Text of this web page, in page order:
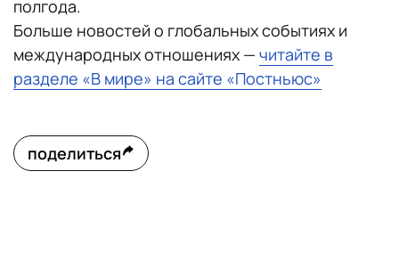
полгода.
Больше новостей о глобальных событиях и
международных отношениях — читайте в
разделе «В мире» на сайте «Постньюс»
поделиться